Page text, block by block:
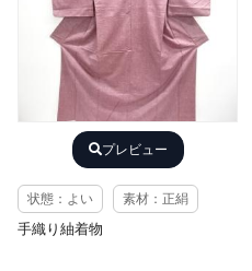
プレビュー
状態：よい 素材：正絹
手織り紬着物